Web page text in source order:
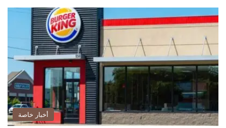
أخبار خاصة